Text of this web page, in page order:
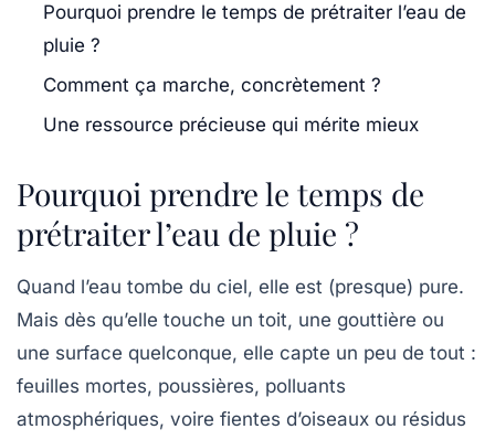
Pourquoi prendre le temps de prétraiter l’eau de
pluie ?
Comment ça marche, concrètement ?
Une ressource précieuse qui mérite mieux
Pourquoi prendre le temps de
prétraiter l’eau de pluie ?
Quand l’eau tombe du ciel, elle est (presque) pure.
Mais dès qu’elle touche un toit, une gouttière ou
une surface quelconque, elle capte un peu de tout :
feuilles mortes, poussières, polluants
atmosphériques, voire fientes d’oiseaux ou résidus